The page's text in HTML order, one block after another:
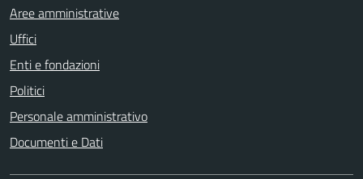
Aree amministrative
Uffici
Enti e fondazioni
Politici
Personale amministrativo
Documenti e Dati